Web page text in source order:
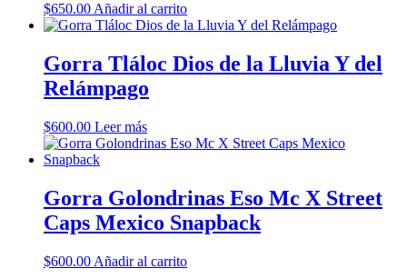
$650.00 Añadir al carrito
Gorra Tláloc Dios de la Lluvia Y del
Relámpago
$600.00 Leer más
Gorra Golondrinas Eso Mc X Street
Caps Mexico Snapback
$600.00 Añadir al carrito